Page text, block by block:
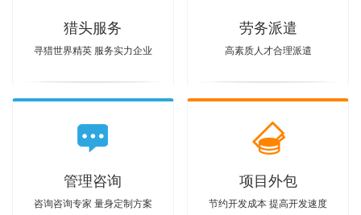
猎头服务
寻猎世界精英 服务实力企业
劳务派遣
高素质人才合理派遣
管理咨询
咨询咨询专家 量身定制方案
项目外包
节约开发成本 提高开发速度